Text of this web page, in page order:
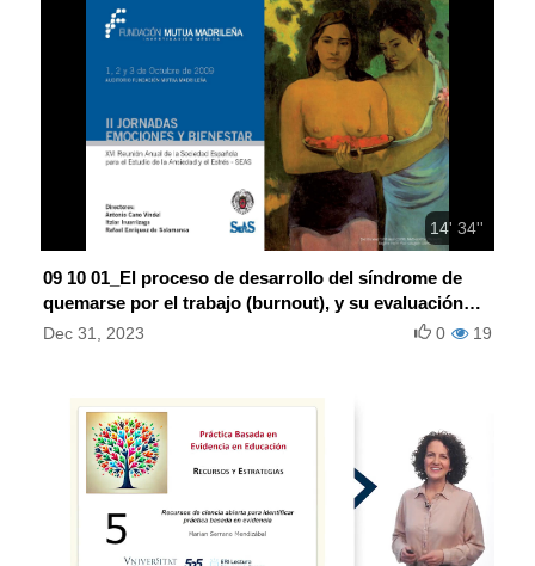
14' 34''
09 10 01_El proceso de desarrollo del síndrome de
quemarse por el trabajo (burnout), y su evaluación
mediante el CESQT
Dec 31, 2023 19
0